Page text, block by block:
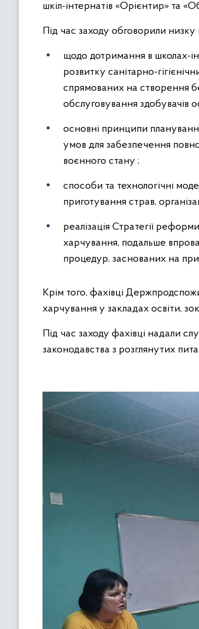
шкіл-інтернатів «Орієнтир» та
Під час заходу обговорили низку
щодо дотримання в школах-
розвитку санітарно-
спрямованих на створення
обслуговування здобувачів
основні принципи
умов для забезпечення
воєнного стану ;
способи та технологічні
приготування страв,
реалізація Стратегії
харчування, подальше
процедур, заснованих на
Крім того, фахівці
харчування у закладах освіти,
Під час заходу фахівці надали
законодавства з розглянутих